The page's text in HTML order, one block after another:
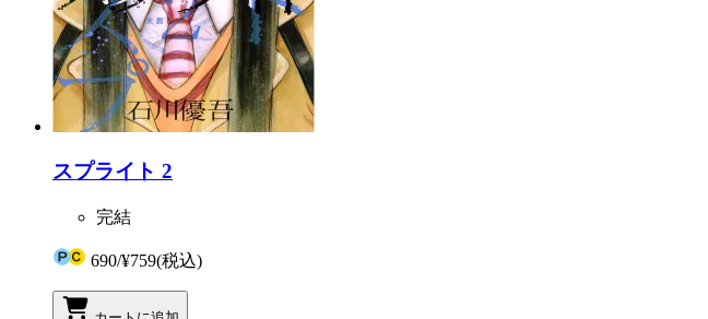
スプライト 2
完結
690/¥759(税込)